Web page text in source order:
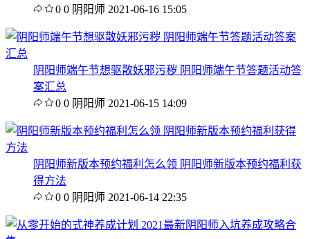
0 0 阴阳师 2021-06-16 15:05
阴阳师端午节想驱散妖邪污秽 阴阳师端午节答题活动答
案汇总
0 0 阴阳师 2021-06-15 14:09
阴阳师新版本预约福利怎么领 阴阳师新版本预约福利获
得方法
0 0 阴阳师 2021-06-14 22:35